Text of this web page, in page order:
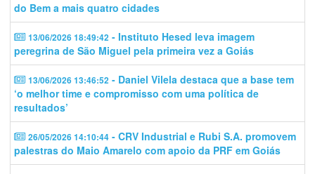
do Bem a mais quatro cidades
13/06/2026 18:49:42 - Instituto Hesed leva imagem
peregrina de São Miguel pela primeira vez a Goiás
13/06/2026 13:46:52 - Daniel Vilela destaca que a base tem
‘o melhor time e compromisso com uma política de
resultados’
26/05/2026 14:10:44 - CRV Industrial e Rubi S.A. promovem
palestras do Maio Amarelo com apoio da PRF em Goiás